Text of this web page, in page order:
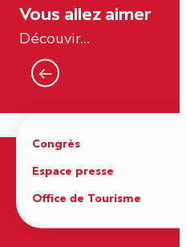
Vous allez aimer
Découvir...
Nos incontournables
Lire la suite
Congrès
Espace presse
Office de Tourisme